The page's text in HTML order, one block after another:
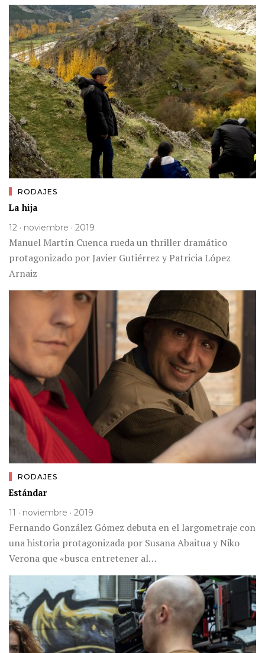
RODAJES
La hija
12 · noviembre · 2019
Manuel Martín Cuenca rueda un thriller dramático
protagonizado por Javier Gutiérrez y Patricia López
Arnaiz
RODAJES
Estándar
11 · noviembre · 2019
Fernando González Gómez debuta en el largometraje con
una historia protagonizada por Susana Abaitua y Niko
Verona que «busca entretener al…